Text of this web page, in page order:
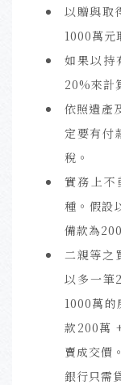
以贈與取
1000萬元
如果以持
20%來計
依照遺產
定要有付
稅。
實務上
種。假設
備款為
二親等之
以多一筆
1000萬
款200萬
賣成交價
銀行只需